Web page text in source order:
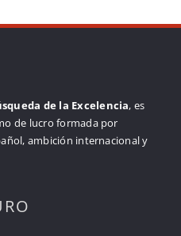
de la Excelencia, es
de lucro formada por
ambición internacional y